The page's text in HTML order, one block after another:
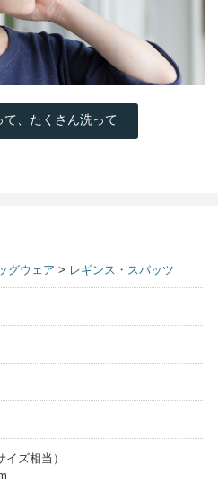
て、たくさん洗って
グウェア > レギンス・スパッツ
イズ相当）